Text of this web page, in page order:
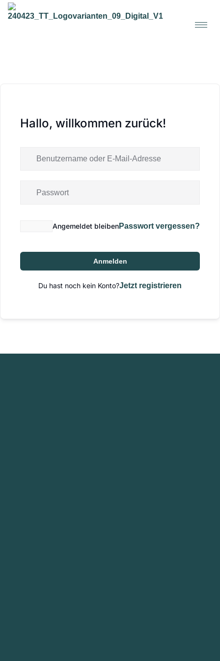
Hallo, willkommen zurück!
Angemeldet bleibenPasswort vergessen?
Anmelden
Du hast noch kein Konto?Jetzt registrieren